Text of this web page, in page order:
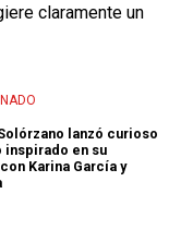
claramente un
lanzó curioso
inspirado en su
Karina García y